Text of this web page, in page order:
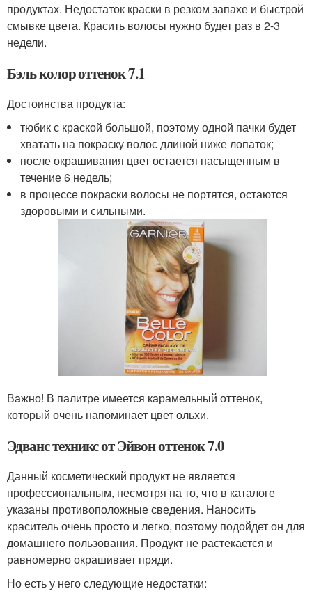
продуктах. Недостаток краски в резком запахе и быстрой
смывке цвета. Красить волосы нужно будет раз в 2-3
недели.
Бэль колор оттенок 7.1
Достоинства продукта:
тюбик с краской большой, поэтому одной пачки будет
хватать на покраску волос длиной ниже лопаток;
после окрашивания цвет остается насыщенным в
течение 6 недель;
в процессе покраски волосы не портятся, остаются
здоровыми и сильными.
Важно! В палитре имеется карамельный оттенок,
который очень напоминает цвет ольхи.
Эдванс техникс от Эйвон оттенок 7.0
Данный косметический продукт не является
профессиональным, несмотря на то, что в каталоге
указаны противоположные сведения. Наносить
краситель очень просто и легко, поэтому подойдет он для
домашнего пользования. Продукт не растекается и
равномерно окрашивает пряди.
Но есть у него следующие недостатки: